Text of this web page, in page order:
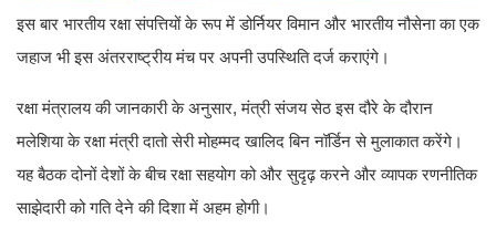
इस बार भारतीय रक्षा संपत्तियों के रूप में डोर्नियर विमान और भारतीय नौसेना का एक
जहाज भी इस अंतरराष्ट्रीय मंच पर अपनी उपस्थिति दर्ज कराएंगे।
रक्षा मंत्रालय की जानकारी के अनुसार, मंत्री संजय सेठ इस दौरे के दौरान
मलेशिया के रक्षा मंत्री दातो सेरी मोहम्मद खालिद बिन नॉर्डिन से मुलाकात करेंगे।
यह बैठक दोनों देशों के बीच रक्षा सहयोग को और सुदृढ़ करने और व्यापक रणनीतिक
साझेदारी को गति देने की दिशा में अहम होगी।